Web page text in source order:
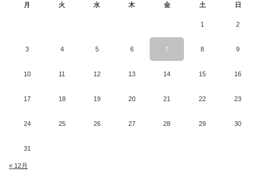
月 火 水 木 金 土 日
1 2
3 4 5 6 7 8 9
10 11 12 13 14 15 16
17 18 19 20 21 22 23
24 25 26 27 28 29 30
31
« 12月